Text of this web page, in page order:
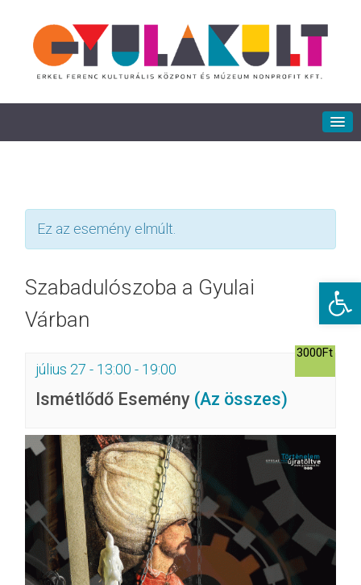
Ez az esemény elmúlt.
Szabadulószoba a Gyulai
Várban
július 27 - 13:00 - 19:00
Ismétlődő Esemény (Az összes)
3000Ft